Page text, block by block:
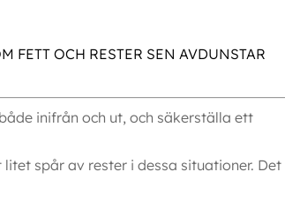
FETT OCH RESTER SEN AVDUNSTAR
inifrån och ut, och säkerställa ett
spår av rester i dessa situationer. Det